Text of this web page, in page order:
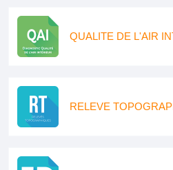
QUALITE DE L'AIR
RELEVE